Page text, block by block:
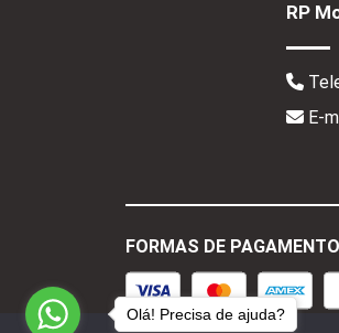
RP
E-
FORMAS DE PAGAMENTO
Olá! Precisa de ajuda?